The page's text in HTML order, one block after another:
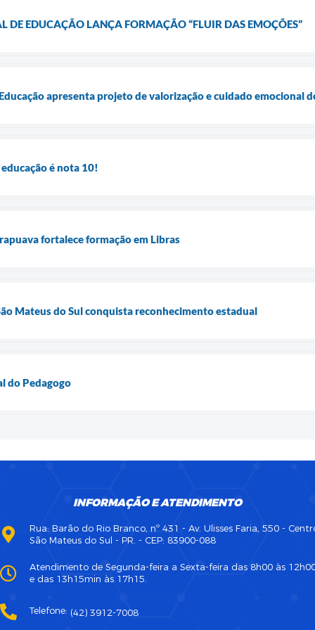
DE EDUCAÇÃO LANÇA FORMAÇÃO “FLUIR DAS EMOÇÕES”
apresenta projeto de valorização e cuidado emocional
é nota 10!
fortalece formação em Libras
Mateus do Sul conquista reconhecimento estadual
do Pedagogo
INFORMAÇÃO E ATENDIMENTO
Rua: Barão do Rio Branco, nº 431 - Av. Ulisses Faria, 550 -
São Mateus do Sul - PR. - CEP: 83900-088
Atendimento de Segunda-feira a Sexta-feira das 8h00 às
e das 13h15min às 17h15.
Telefone: (42) 3912-7008